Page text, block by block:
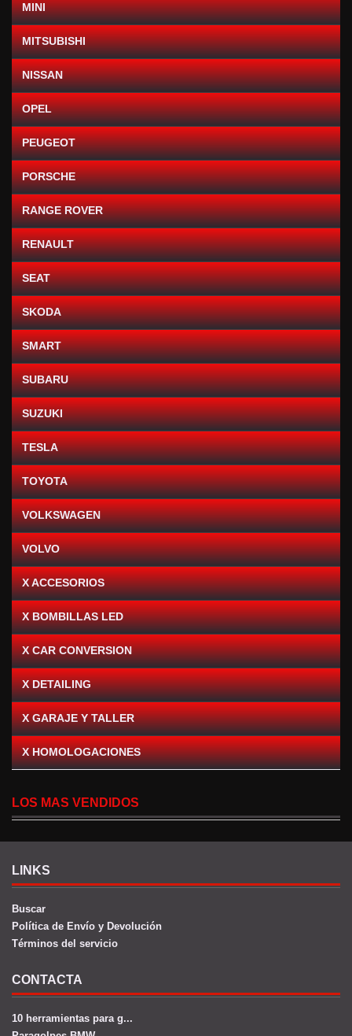
MINI
MITSUBISHI
NISSAN
OPEL
PEUGEOT
PORSCHE
RANGE ROVER
RENAULT
SEAT
SKODA
SMART
SUBARU
SUZUKI
TESLA
TOYOTA
VOLKSWAGEN
VOLVO
X ACCESORIOS
X BOMBILLAS LED
X CAR CONVERSION
X DETAILING
X GARAJE Y TALLER
X HOMOLOGACIONES
LOS MAS VENDIDOS
LINKS
Buscar
Política de Envío y Devolución
Términos del servicio
CONTACTA
10 herramientas para g...